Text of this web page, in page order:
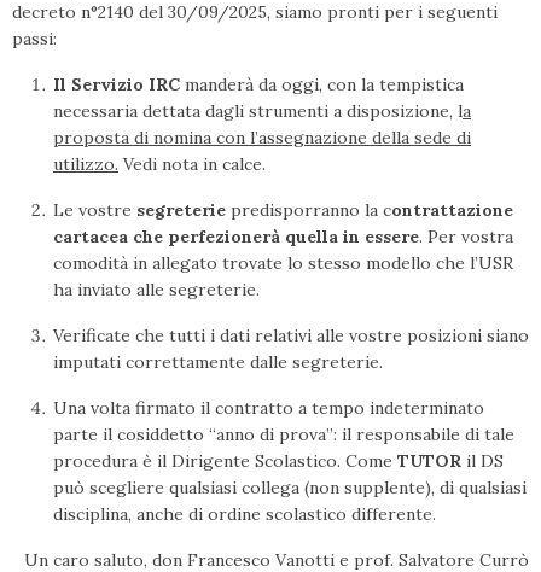
decreto n°2140 del 30/09/2025, siamo pronti per i seguenti
passi:
Il Servizio IRC manderà da oggi, con la tempistica
necessaria dettata dagli strumenti a disposizione, la
proposta di nomina con l’assegnazione della sede di
utilizzo. Vedi nota in calce.
Le vostre segreterie predisporranno la contrattazione
cartacea che perfezionerà quella in essere. Per vostra
comodità in allegato trovate lo stesso modello che l’USR
ha inviato alle segreterie.
Verificate che tutti i dati relativi alle vostre posizioni siano
imputati correttamente dalle segreterie.
Una volta firmato il contratto a tempo indeterminato
parte il cosiddetto “anno di prova”: il responsabile di tale
procedura è il Dirigente Scolastico. Come TUTOR il DS
può scegliere qualsiasi collega (non supplente), di qualsiasi
disciplina, anche di ordine scolastico differente.
Un caro saluto, don Francesco Vanotti e prof. Salvatore Currò